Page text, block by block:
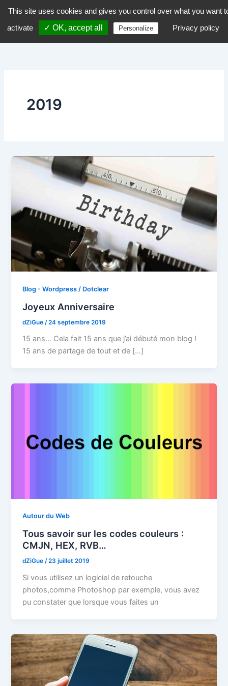
contenu
dZiGue
2019
Blog - Wordpress / Dotclear
Joyeux Anniversaire
dZiGue /24 septembre 2019
15 ans… Cela fait 15 ans que j’ai débuté mon blog !
15 ans de partage de tout et de […]
Autour du Web
Tous savoir sur les codes couleurs :
CMJN, HEX, RVB…
dZiGue/23 juillet 2019
Si vous utilisez un logiciel de retouche
photos,comme Photoshop par exemple, vous avez
pu constater que lorsque vous faites un
This site uses cookies and gives you control over what you want
activate
✓ OK, accept all Personalize Privacy policy